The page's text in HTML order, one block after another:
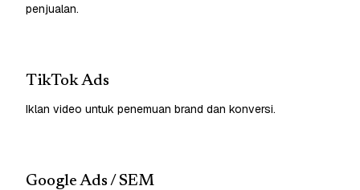
penjualan.
TikTok Ads
Iklan video untuk penemuan brand dan konversi.
Google Ads / SEM